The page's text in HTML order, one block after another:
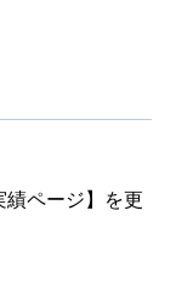
績ページ】を更